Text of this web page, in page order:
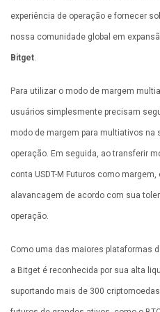
experiência de operação e fornecer
nossa comunidade global em
Bitget
Para utilizar o modo de margem
usuários simplesmente precisam
modo de margem para multiativos na
operação. Em seguida, ao transferir
conta USDT-M Futuros como
alavancagem de acordo com sua
operação.
Como uma das maiores plataformas
a Bitget é reconhecida por sua alta
suportando mais de 300